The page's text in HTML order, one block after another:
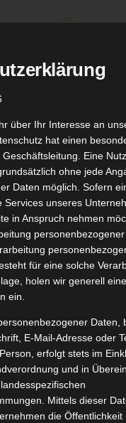
über Ihr Interesse an
hat einen
Eine
ohne jede
Daten möglich. Sofern
Services unseres
in Anspruch nehmen
für eine solche
holen wir generell
ein.
Daten,
E-Mail-Adresse oder
erfolgt stets im
und in
Mittels dieser
die Öffentlichkeit